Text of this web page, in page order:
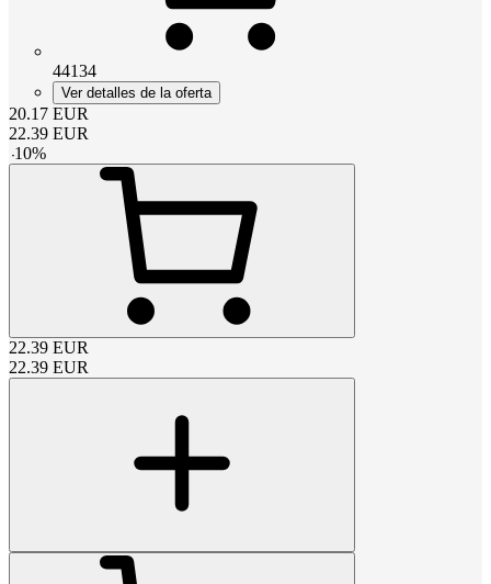
44134
Ver detalles de la oferta
20.17 EUR
22.39 EUR
-10%
22.39 EUR
22.39 EUR